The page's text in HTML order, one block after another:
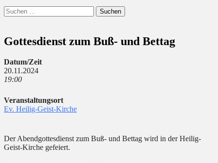
Suchen
Suchen
nach:
Gottesdienst zum Buß- und Bettag
Datum/Zeit
20.11.2024
19:00
Veranstaltungsort
Ev. Heilig-Geist-Kirche
Der Abendgottesdienst zum Buß- und Bettag wird in der Heilig-
Geist-Kirche gefeiert.